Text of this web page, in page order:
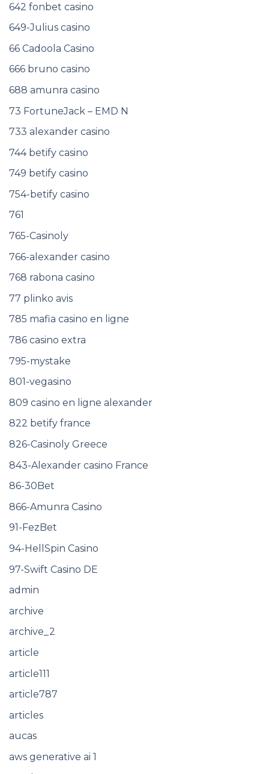
642 fonbet casino
649-Julius casino
66 Cadoola Casino
666 bruno casino
688 amunra casino
73 FortuneJack – EMD N
733 alexander casino
744 betify casino
749 betify casino
754-betify casino
761
765-Casinoly
766-alexander casino
768 rabona casino
77 plinko avis
785 mafia casino en ligne
786 casino extra
795-mystake
801-vegasino
809 casino en ligne alexander
822 betify france
826-Casinoly Greece
843-Alexander casino France
86-30Bet
866-Amunra Casino
91-FezBet
94-HellSpin Casino
97-Swift Casino DE
admin
archive
archive_2
article
article111
article787
articles
aucas
aws generative ai 1